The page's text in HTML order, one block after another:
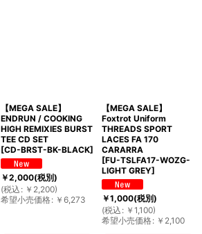
【MEGA SALE】
ENDRUN / COOKING
HIGH REMIXIES BURST
TEE CD SET
[CD-BRST-BK-BLACK]
￥2,000(税別)
(税込 : ￥ 2,200)
希望小売価格: ￥ 6,273
【MEGA SALE】
Foxtrot Uniform
THREADS SPORT
LACES FA 170
CARARRA
[FU-TSLFA17-WOZG-
LIGHT GREY]
￥1,000(税別)
(税込 : ￥ 1,100)
希望小売価格: ￥ 2,100